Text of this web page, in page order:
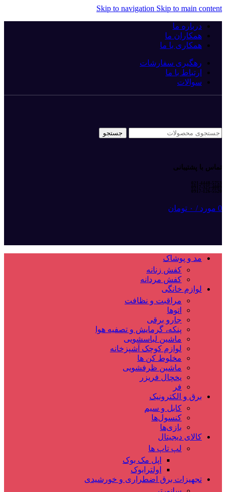
Skip to navigation Skip to main content
درباره ما
همکاران ما
همکاری با ما
رهگیری سفارشات
ارتباط با ما
سوالات
جستجو
تماس با پشتیبانی
021-4448-5753
0917-325-4089
0917-126-5520
0 مورد / ۰ تومان
مد و پوشاک
کفش زنانه
کفش مردانه
لوازم خانگی
مراقبت و نظافت
اتوها
جارو برقی
پنکه، گرمایش و تصفیه هوا
ماشین لباسشویی
لوازم کوچک آشپزخانه
مخلوط کن ها
ماشین ظرفشویی
یخچال فریزر
فر
برق و الکترونیک
کابل و سیم
کنسول‌ها
بازی‌ها
کالای دیجیتال
لپ تاپ ها
اپل مک بوک
اولترابوک
تجهیزات برق اضطراری و خورشیدی